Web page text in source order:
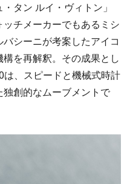
タン ルイ・ヴィトン」
チメーカーでもあるミシ
シーニが考案したアイコ
を再解釈。その成果とし
、スピードと機械式時計
創的なムーブメントで